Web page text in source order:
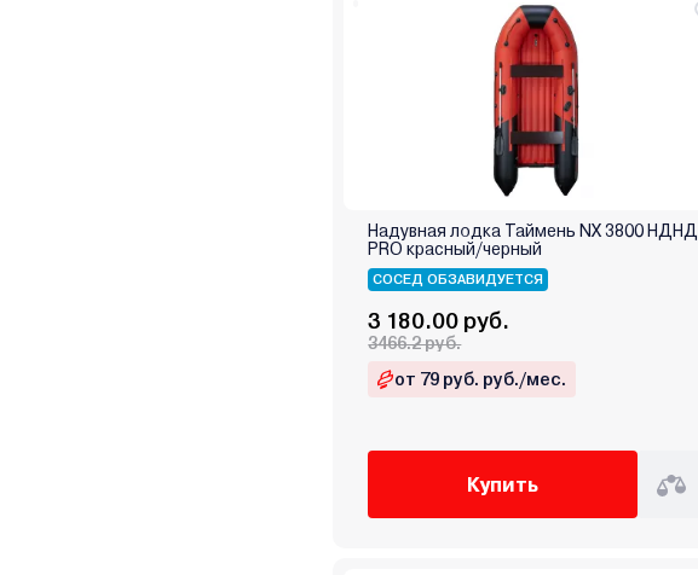
Надувная лодка Таймень NX 3800 НДНД
PRO красный/черный
СОСЕД ОБЗАВИДУЕТСЯ
3 180.00 руб.
3466.2 руб.
от 79 руб. руб./мес.
Купить